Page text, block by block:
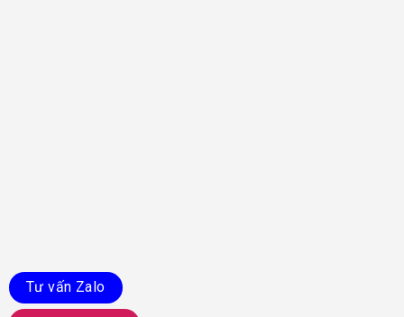
Tư vấn Zalo